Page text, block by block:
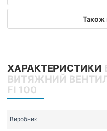
Також
ХАРАКТЕРИСТИКИ
ВИТЯЖНИЙ
FI 100
Виробник